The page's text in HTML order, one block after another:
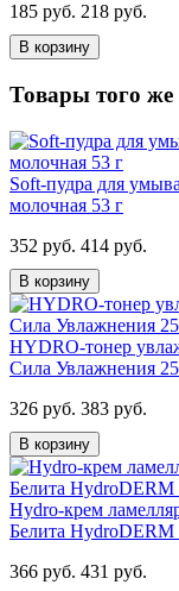
185 руб. 218 руб.
В корзину
Товары того же
Soft-пудра для
молочная 53 г
352 руб. 414 руб.
В корзину
HYDRO-тонер
Сила Увлажнения
326 руб. 383 руб.
В корзину
Hydro-крем
Белита HydroDERM
366 руб. 431 руб.